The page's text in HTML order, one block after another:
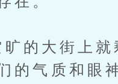
的大街上就
的气质和眼